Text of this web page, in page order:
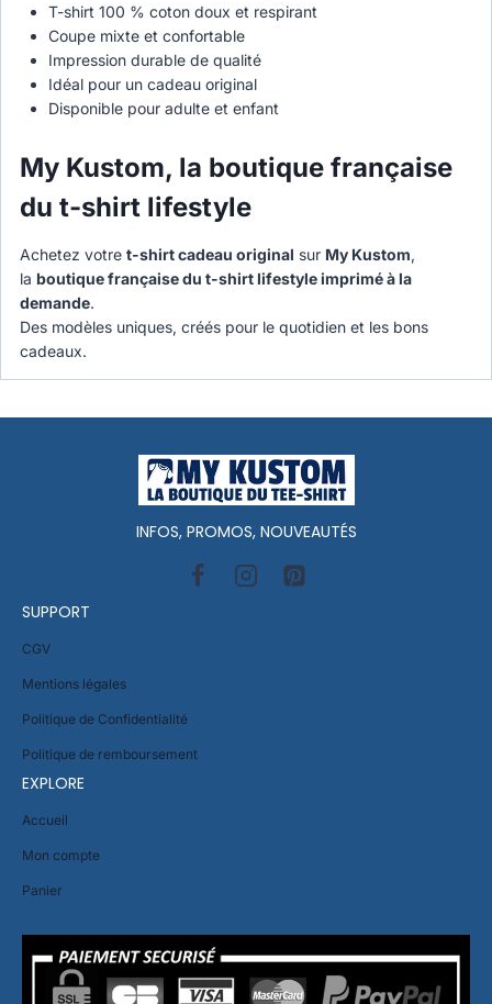
T-shirt 100 % coton doux et respirant
Coupe mixte et confortable
Impression durable de qualité
Idéal pour un cadeau original
Disponible pour adulte et enfant
My Kustom, la boutique française
du t-shirt lifestyle
Achetez votre t-shirt cadeau original sur My Kustom,
la boutique française du t-shirt lifestyle imprimé à la
demande.
Des modèles uniques, créés pour le quotidien et les bons
cadeaux.
INFOS, PROMOS, NOUVEAUTÉS
SUPPORT
CGV
Mentions légales
Politique de Confidentialité
Politique de remboursement
EXPLORE
Accueil
Mon compte
Panier